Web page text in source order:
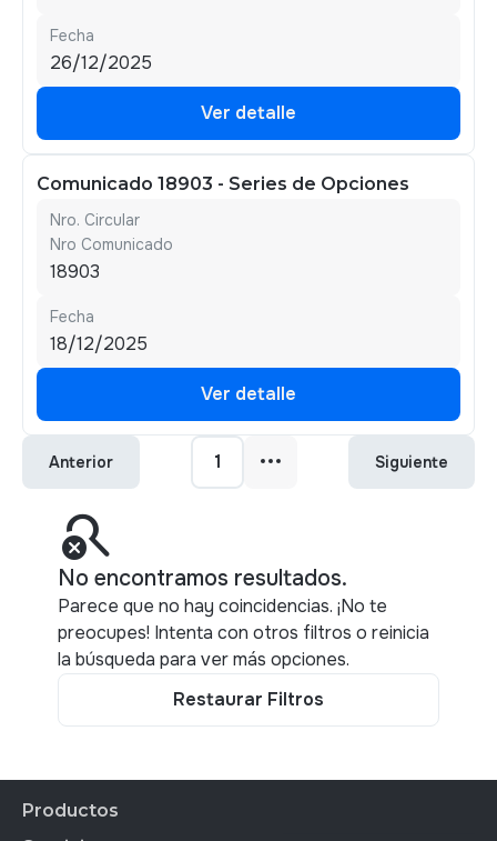
Fecha
26/12/2025
Ver detalle
Comunicado 18903 - Series de Opciones
Nro. Circular
Nro Comunicado
18903
Fecha
18/12/2025
Ver detalle
Anterior 1 Siguiente
search_off
No encontramos resultados.
Parece que no hay coincidencias. ¡No te
preocupes! Intenta con otros filtros o reinicia
la búsqueda para ver más opciones.
Restaurar Filtros
Productos